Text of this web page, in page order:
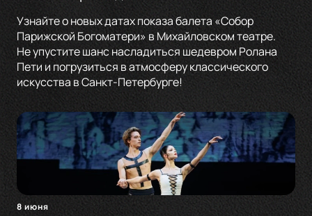
Узнайте о новых датах показа балета «Собор
Парижской Богоматери» в Михайловском театре.
Не упустите шанс насладиться шедевром Ролана
Пети и погрузиться в атмосферу классического
искусства в Санкт-Петербурге!
8 июня